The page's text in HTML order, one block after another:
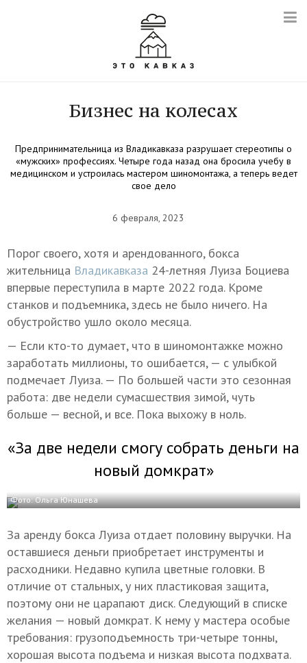
Бизнес на колесах
Предпринимательница из Владикавказа разрушает стереотипы о
«мужских» профессиях. Четыре года назад она бросила учебу в
медицинском и устроилась мастером шиномонтажа, а теперь ведет
свое дело
6 февраля, 2023
Порог своего, хотя и арендованного, бокса
жительница Владикавказа 24-летняя Луиза Боциева
впервые переступила в марте 2022 года. Кроме
станков и подъемника, здесь не было ничего. На
обустройство ушло около месяца.
— Если кто-то думает, что в шиномонтажке можно
заработать миллионы, то ошибается, — с улыбкой
подмечает Луиза. — По большей части это сезонная
работа: две недели сумасшествия зимой, чуть
больше — весной, и все. Пока выхожу в ноль.
«За две недели смогу собрать деньги на
новый домкрат»
Фото: Ольга Юнашева
За аренду бокса Луиза отдает половину выручки. На
оставшиеся деньги приобретает инструменты и
расходники. Недавно купила цветные головки. В
отличие от стальных, у них пластиковая защита,
поэтому они не царапают диск. Следующий в списке
желания — новый домкрат. К нему у мастера особые
требования: грузоподъемность три-четыре тонны,
хорошая высота подъема и низкая высота подхвата.